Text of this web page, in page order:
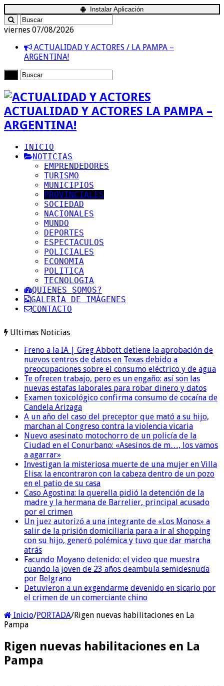
Instalar Aplicación
viernes 07/08/2026
ACTUALIDAD Y ACTORES / LA PAMPA –
ARGENTINA!
ACTUALIDAD Y ACTORES LA PAMPA –
ARGENTINA!
INICIO
NOTICIAS
EMPRENDEDORES
TURISMO
MUNICIPIOS
PROVINCIALES
SOCIEDAD
NACIONALES
MUNDO
DEPORTES
ESPECTACULOS
POLICIALES
ECONOMIA
POLITICA
TECNOLOGIA
QUIENES SOMOS?
GALERÍA DE IMÁGENES
CONTACTO
Ultimas Noticias
Freno a la IA | Greg Abbott detiene la aprobación de
nuevos centros de datos en Texas debido a
preocupaciones sobre el consumo eléctrico y de agua
Te ofrecen trabajo, pero es un engaño: así son las
nuevas estafas laborales para robar dinero y datos
Examen toxicológico confirma consumo de cocaína de
Candela Arizaga
A un año del caso del preceptor que mató a su hijo,
marchan al Congreso contra la violencia vicaria
Nuevo asesinato motochorro de un policía de la
Ciudad en el Conurbano: «Asesinos de m…, los vamos
a agarrar»
Investigan la misteriosa muerte de una mujer en Villa
Elisa: la encontraron con la cabeza dentro de un pozo
en el patio de su casa
Caso Agostina: la querella pidió la detención de la
madre y la hermana de Barrelier, principal acusado
por el crimen
Un juez autorizó a una integrante de «Los Monos» a
salir de la prisión domiciliaria para a ir al shopping
con su hijo, generó polémica y tuvo que dar marcha
atrás
Facundo Moyano detenido: el video que muestra
cuando la joven de 23 años deambula semidesnuda
por Belgrano
Detuvieron a un exgendarme devenido en sicario por
el crimen de un comerciante chino
Inicio/PORTADA/Rigen nuevas habilitaciones en La
Pampa
Rigen nuevas habilitaciones en La
Pampa